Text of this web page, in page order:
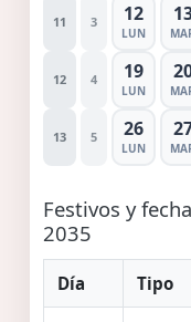
11 3 12
LUN
12 4 19
LUN
13 5 26
LUN
Festivos y
2035
Día Tipo